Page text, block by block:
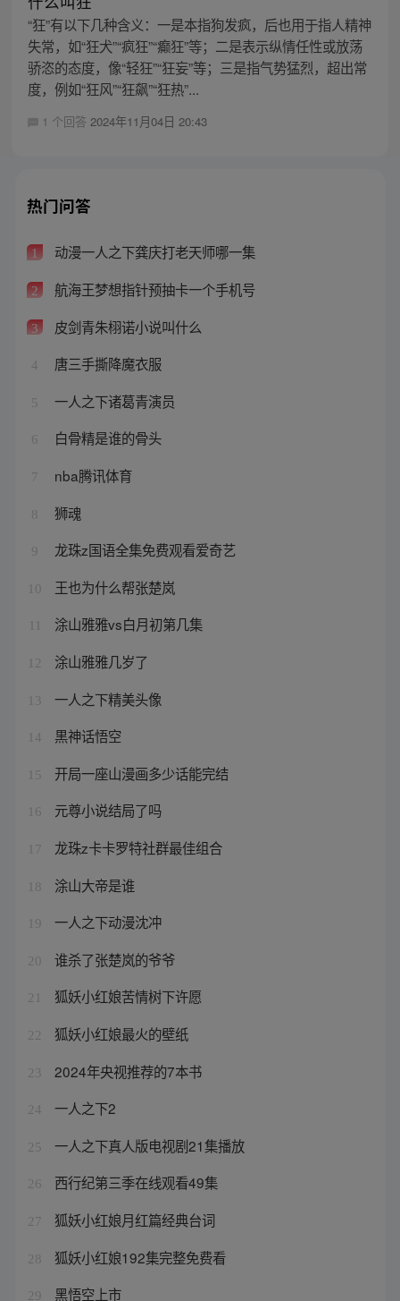
“狂”有以下几种含义：一是本指狗发疯，后也用于指人精神
失常，如“狂犬”“疯狂”“癫狂”等；二是表示纵情任性或放荡
骄恣的态度，像“轻狂”“狂妄”等；三是指气势猛烈，超出常
度，例如“狂风”“狂飙”“狂热”...
1 个回答 2024年11月04日 20:43
热门问答
1 动漫一人之下龚庆打老天师哪一集
2 航海王梦想指针预抽卡一个手机号
3 皮剑青朱栩诺小说叫什么
4 唐三手撕降魔衣服
5 一人之下诸葛青演员
6 白骨精是谁的骨头
7 nba腾讯体育
8 狮魂
9 龙珠z国语全集免费观看爱奇艺
10 王也为什么帮张楚岚
涂山雅雅vs白月初第几集
12 涂山雅雅几岁了
13 一人之下精美头像
14 黒神话悟空
15 开局一座山漫画多少话能完结
16 元尊小说结局了吗
17 龙珠z卡卡罗特社群最佳组合
18 涂山大帝是谁
19 一人之下动漫沈冲
20 谁杀了张楚岚的爷爷
21 狐妖小红娘苦情树下许愿
22 狐妖小红娘最火的壁纸
23 2024年央视推荐的7本书
24 一人之下2
25 一人之下真人版电视剧21集播放
26 西行纪第三季在线观看49集
27 狐妖小红娘月红篇经典台词
28 狐妖小红娘192集完整免费看
29 黑悟空上市